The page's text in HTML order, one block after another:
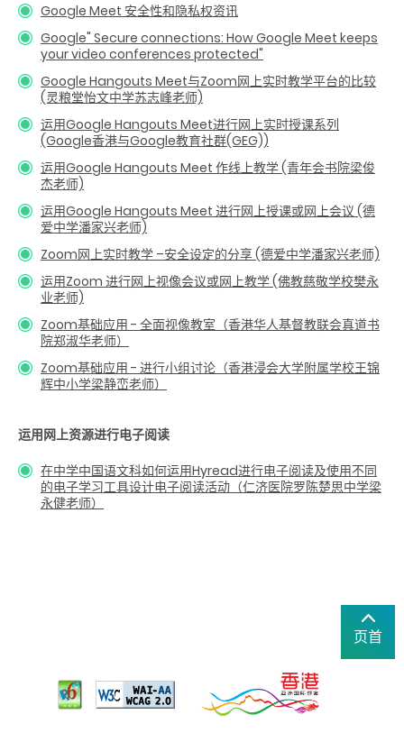
Google Meet 安全性和隐私权资讯
Google" Secure connections: How Google Meet keeps
your video conferences protected"
Google Hangouts Meet与Zoom网上实时教学平台的比较
(灵粮堂怡文中学苏志峰老师)
运用Google Hangouts Meet进行网上实时授课系列
(Google香港与Google教育社群(GEG))
运用Google Hangouts Meet 作线上教学 (青年会书院梁俊
杰老师)
运用Google Hangouts Meet 进行网上授课或网上会议 (德
爱中学潘家兴老师)
Zoom网上实时教学 –安全设定的分享 (德爱中学潘家兴老师)
运用Zoom 进行网上视像会议或网上教学 (佛教慈敬学校樊永
业老师)
Zoom基础应用 - 全面视像教室（香港华人基督教联会真道书
院郑淑华老师）
Zoom基础应用 - 进行小组讨论（香港浸会大学附属学校王锦
辉中小学梁静峦老师）
运用网上资源进行电子阅读
在中学中国语文科如何运用Hyread进行电子阅读及使用不同
的电子学习工具设计电子阅读活动（仁济医院罗陈楚思中学梁
永健老师）
页首